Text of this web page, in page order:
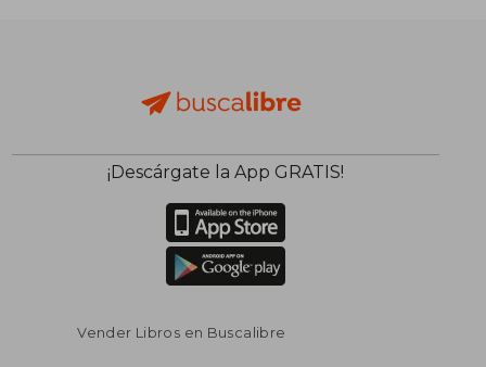
¡Descárgate la App GRATIS!
Vender Libros en Buscalibre